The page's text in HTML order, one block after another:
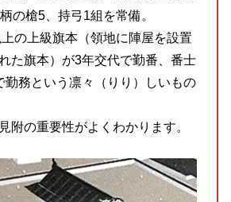
の槍5、持弓1組を常備。
の上級旗本（領地に陣屋を設置
た旗本）が3年交代で勤番、番士
勤務という凛々（りり）しいもの
附の重要性がよくわかります。